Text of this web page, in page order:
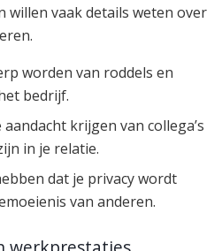
willen vaak details weten over
worden van roddels en
bedrijf.
krijgen van collega’s
in je relatie.
dat je privacy wordt
van anderen.